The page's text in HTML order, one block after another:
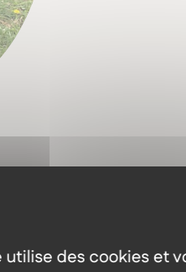
utilise des cookies et